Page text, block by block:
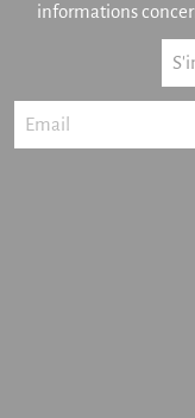
informations